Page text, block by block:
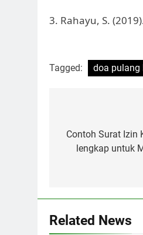
3. Rahayu, S.
Tagged: doa pulang
navigation
Contoh Surat Izin
lengkap untuk
Related News